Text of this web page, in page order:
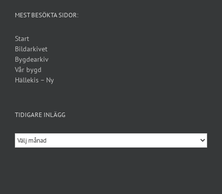
MEST BESÖKTA SIDOR:
Start
Bildarkivet
Bygdearkiv
Vår bygd
Hällekis – Ny
TIDIGARE INLÄGG
Tidigare
inlägg